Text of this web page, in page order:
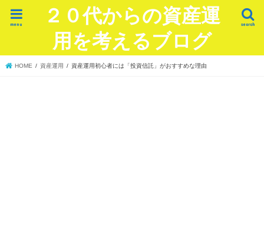
２０代からの資産運
用を考えるブログ
search
menu
HOME 資産運用 資産運用初心者には「投資信託」がおすすめな理由